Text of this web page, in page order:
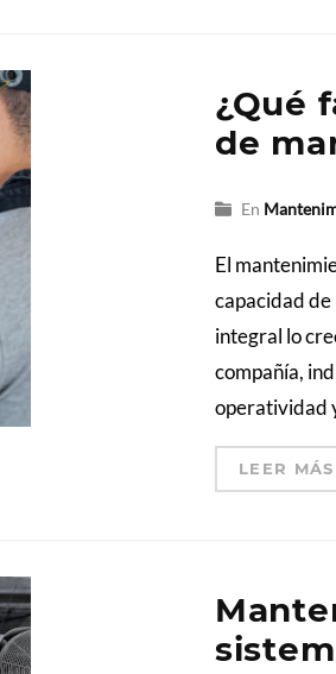
¿Qué
de
En
El
capacidad de
integral lo
compañía,
operatividad
LEER MÁS